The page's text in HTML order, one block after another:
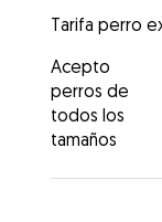
Tarifa perro
Acepto
perros de
todos los
tamaños